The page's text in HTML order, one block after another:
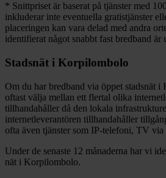
* Snittpriset är baserat på tjänster med
inkluderar inte eventuella gratistjänster
placeringen kan vara delad med andra
identifierat något snabbt fast bredband är
Stadsnät i Korpilombolo
Om du har bredband via öppet stadsnät i
oftast välja mellan ett flertal olika
tillhandahåller då den lokala
internetleverantören tillhandahåller
ofta även tjänster som IP-telefoni, TV via
Under de senaste 12 månaderna har vi
nät i Korpilombolo.